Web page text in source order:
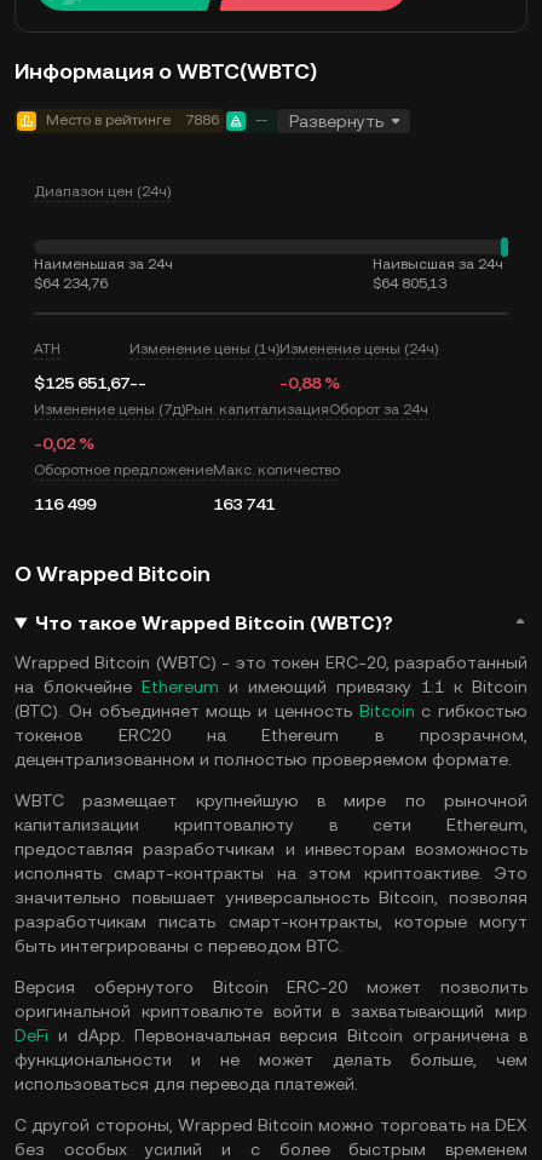
Информация о WBTC(WBTC)
Место в рейтинге 7886 -- Развернуть
Диапазон цен (24ч)
Наименьшая за 24ч
$64 234,76
Наивысшая за 24ч
$64 805,13
ATH
$125 651,67
Изменение цены (1ч)
--
Изменение цены (24ч)
-0,88 %
Изменение цены (7д)
-0,02 %
Рын. капитализацияОборот за 24ч
Оборотное предложение
116 499
Макс. количество
163 741
О Wrapped Bitcoin
Что такое Wrapped Bitcoin (WBTC)?
Wrapped Bitcoin (WBTC) - это токен ERC-20, разработанный
на блокчейне Ethereum и имеющий привязку 1:1 к Bitcoin
(BTC). Он объединяет мощь и ценность Bitcoin с гибкостью
токенов ERC20 на Ethereum в прозрачном,
децентрализованном и полностью проверяемом формате.
WBTC размещает крупнейшую в мире по рыночной
капитализации криптовалюту в сети Ethereum,
предоставляя разработчикам и инвесторам возможность
исполнять смарт-контракты на этом криптоактиве. Это
значительно повышает универсальность Bitcoin, позволяя
разработчикам писать смарт-контракты, которые могут
быть интегрированы с переводом BTC.
Версия обернутого Bitcoin ERC-20 может позволить
оригинальной криптовалюте войти в захватывающий мир
DeFi и dApp. Первоначальная версия Bitcoin ограничена в
функциональности и не может делать больше, чем
использоваться для перевода платежей.
С другой стороны, Wrapped Bitcoin можно торговать на DEX
без особых усилий и с более быстрым временем